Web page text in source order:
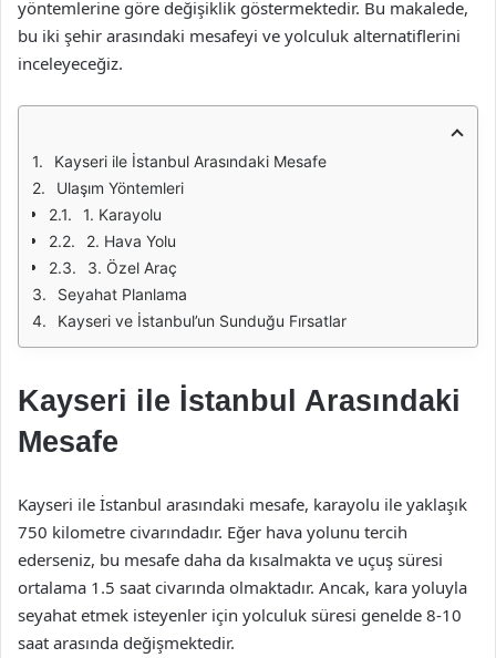
yöntemlerine göre değişiklik göstermektedir. Bu makalede,
bu iki şehir arasındaki mesafeyi ve yolculuk alternatiflerini
inceleyeceğiz.
Kayseri ile İstanbul Arasındaki Mesafe
Ulaşım Yöntemleri
1. Karayolu
2. Hava Yolu
3. Özel Araç
Seyahat Planlama
Kayseri ve İstanbul’un Sunduğu Fırsatlar
Kayseri ile İstanbul Arasındaki
Mesafe
Kayseri ile İstanbul arasındaki mesafe, karayolu ile yaklaşık
750 kilometre civarındadır. Eğer hava yolunu tercih
ederseniz, bu mesafe daha da kısalmakta ve uçuş süresi
ortalama 1.5 saat civarında olmaktadır. Ancak, kara yoluyla
seyahat etmek isteyenler için yolculuk süresi genelde 8-10
saat arasında değişmektedir.